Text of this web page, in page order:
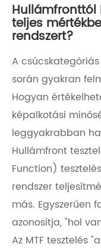
Hullámfronttól
teljes
rendszert?
A
során gyakran
Hogyan
képalkotási
leggyakrabban
Hullámfront
Function)
rendszer
más. Egyszerűen
azonosítja, "hol
Az MTF tesztelés